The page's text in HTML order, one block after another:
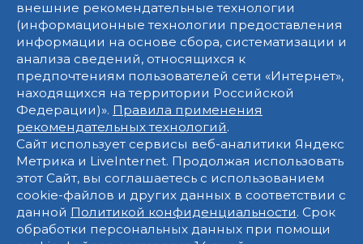
внешние рекомендательные технологии
(информационные технологии предоставления
информации на основе сбора, систематизации и
анализа сведений, относящихся к
предпочтениям пользователей сети «Интернет»,
находящихся на территории Российской
Федерации)». Правила применения
рекомендательных технологий.
Сайт использует сервисы веб-аналитики Яндекс
Метрика и LiveInternet. Продолжая использовать
этот Сайт, вы соглашаетесь с использованием
cookie-файлов и других данных в соответствии с
данной Политикой конфиденциальности. Срок
обработки персональных данных при помощи